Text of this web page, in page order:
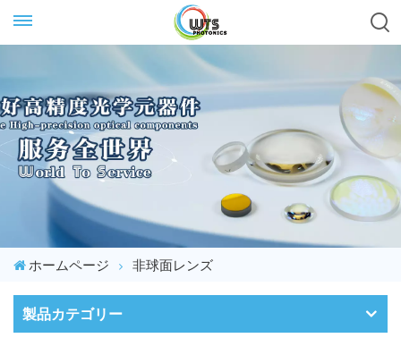
ホームページ 非球面レンズ
製品カテゴリー